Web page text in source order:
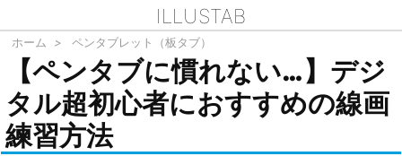
ILLUSTAB
ホーム > ペンタブレット（板タブ）
【ペンタブに慣れない…】デジ
タル超初心者におすすめの線画
練習方法